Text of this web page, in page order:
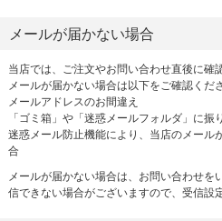
メールが届かない場合
当店では、ご注文やお問い合わせ直後に確
メールが届かない場合は以下をご確認くださ
メールアドレスのお間違え
「ゴミ箱」や「迷惑メールフォルダ」に振
迷惑メール防止機能により、当店のメール
合
メールが届かない場合は、お問い合わせを
信できない場合がございますので、受信設